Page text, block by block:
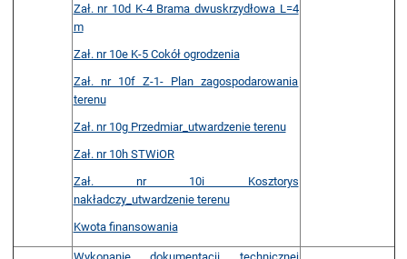
Zał. nr 10d K-4 Brama dwuskrzydłowa L=4
m
Zał. nr 10e K-5 Cokół ogrodzenia
Zał. nr 10f Z-1- Plan zagospodarowania
terenu
Zał. nr 10g Przedmiar_utwardzenie terenu
Zał. nr 10h STWiOR
Zał. nr 10i Kosztorys
nakładczy_utwardzenie terenu
Kwota finansowania